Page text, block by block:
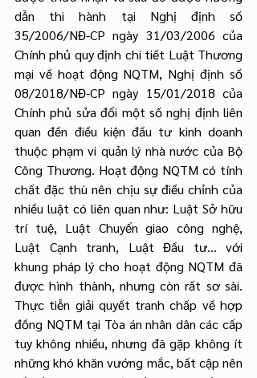
dẫn thi hành tại Nghị định số
35/2006/NĐ-CP ngày 31/03/2006 của
Chính phủ quy định chi tiết Luật Thương
mại về hoạt động NQTM, Nghị định số
08/2018/NĐ-CP ngày 15/01/2018 của
Chính phủ sửa đổi một số nghị định liên
quan đến điều kiện đầu tư kinh doanh
thuộc phạm vi quản lý nhà nước của Bộ
Công Thương. Hoạt động NQTM có tính
chất đặc thù nên chịu sự điều chỉnh của
nhiều luật có liên quan như: Luật Sở hữu
trí tuệ, Luật Chuyển giao công nghệ,
Luật Cạnh tranh, Luật Đầu tư… với
khung pháp lý cho hoạt động NQTM đã
được hình thành, nhưng còn rất sơ sài.
Thực tiễn giải quyết tranh chấp về hợp
đồng NQTM tại Tòa án nhân dân các cấp
tuy không nhiều, nhưng đã gặp không ít
những khó khăn vướng mắc, bất cập nên